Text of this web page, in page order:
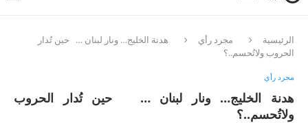
الرئيسية مجرد رأي
هدنة الخليج… ونار لبنان … حين تُدار
الحروب ولاتُحسم..؟
مجرد رأي
هدنة الخليج… ونار لبنان … حين تُدار الحروب
ولاتُحسم..؟